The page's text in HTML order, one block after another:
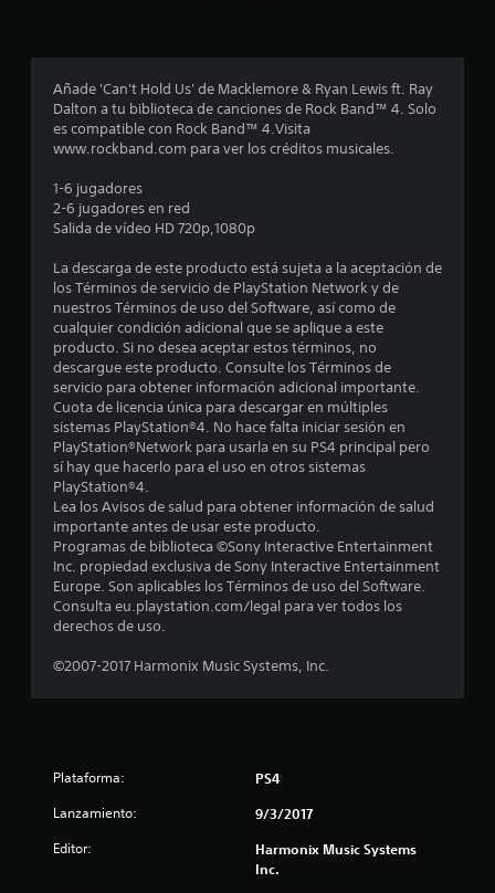
e
1
c
a
l
i
f
i
a
n
Añade 'Can't Hold Us' de Macklemore & Ryan Lewis ft. Ray
Dalton a tu biblioteca de canciones de Rock Band™ 4. Solo
es compatible con Rock Band™ 4.Visita
www.rockband.com para ver los créditos musicales.
1-6 jugadores
2-6 jugadores en red
Salida de vídeo HD 720p,1080p
La descarga de este producto está sujeta a la aceptación de
los Términos de servicio de PlayStation Network y de
nuestros Términos de uso del Software, así como de
cualquier condición adicional que se aplique a este
producto. Si no desea aceptar estos términos, no
descargue este producto. Consulte los Términos de
servicio para obtener información adicional importante.
Cuota de licencia única para descargar en múltiples
sistemas PlayStation®4. No hace falta iniciar sesión en
PlayStation®Network para usarla en su PS4 principal pero
sí hay que hacerlo para el uso en otros sistemas
PlayStation®4.
Lea los Avisos de salud para obtener información de salud
importante antes de usar este producto.
Programas de biblioteca ©Sony Interactive Entertainment
Inc. propiedad exclusiva de Sony Interactive Entertainment
Europe. Son aplicables los Términos de uso del Software.
Consulta eu.playstation.com/legal para ver todos los
derechos de uso.
©2007-2017 Harmonix Music Systems, Inc.
Plataforma: PS4
Lanzamiento: 9/3/2017
Editor:
Harmonix Music Systems
Inc.